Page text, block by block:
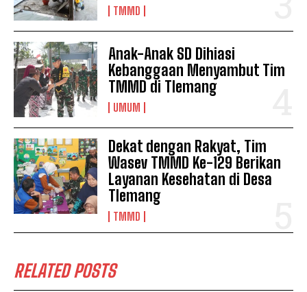
TMMD
Anak-Anak SD Dihiasi
Kebanggaan Menyambut Tim
TMMD di Tlemang
UMUM
Dekat dengan Rakyat, Tim
Wasev TMMD Ke-129 Berikan
Layanan Kesehatan di Desa
Tlemang
TMMD
RELATED POSTS